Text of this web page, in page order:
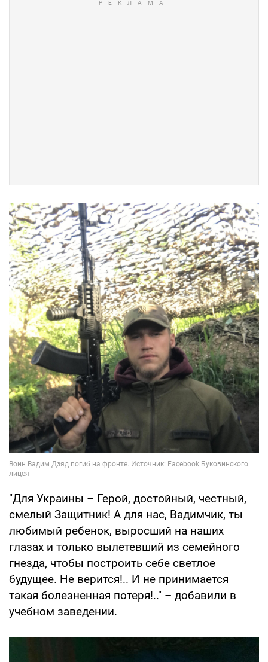
"Для Украины – Герой, достойный, честный,
смелый Защитник! А для нас, Вадимчик, ты
любимый ребенок, выросший на наших
глазах и только вылетевший из семейного
гнезда, чтобы построить себе светлое
будущее. Не верится!.. И не принимается
такая болезненная потеря!.." – добавили в
учебном заведении.